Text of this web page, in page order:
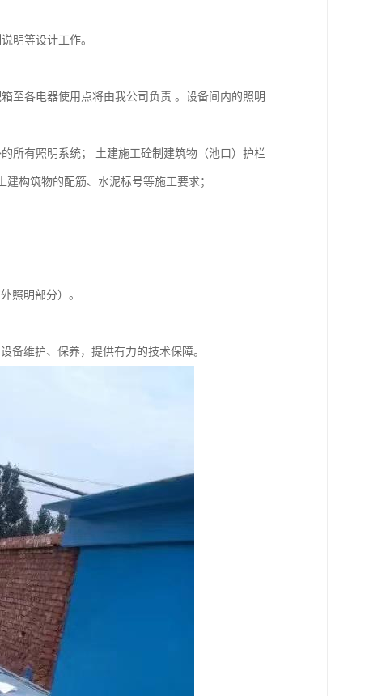
明等设计工作。
至各电器使用点将由我公司负责 。设备间内的照明
所有照明系统； 土建施工砼制建筑物（池口）护栏
构筑物的配筋、水泥标号等施工要求；
照明部分）。
备维护、保养，提供有力的技术保障。